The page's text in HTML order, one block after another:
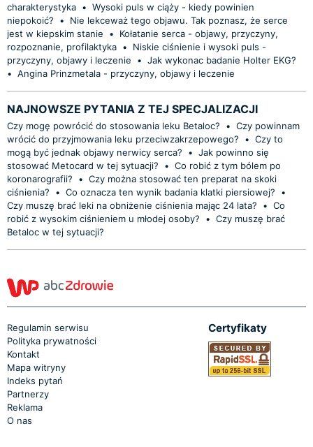
charakterystyka • Wysoki puls w ciąży - kiedy powinien
niepokoić?
•
Nie lekceważ tego objawu. Tak poznasz, że serce
jest w kiepskim stanie
•
Kołatanie serca - objawy, przyczyny,
rozpoznanie, profilaktyka •
Niskie ciśnienie i wysoki puls -
przyczyny, objawy i leczenie
• Jak wykonac badanie Holter EKG?
• Angina Prinzmetala - przyczyny, objawy i leczenie
NAJNOWSZE PYTANIA Z TEJ SPECJALIZACJI
Czy mogę powrócić do stosowania leku Betaloc? • Czy powinnam
wrócić do przyjmowania leku przeciwzakrzepowego?
• Czy to
mogą być jednak objawy nerwicy serca?
• Jak powinno się
stosować Metocard w tej sytuacji?
• Co robić z tym bólem po
koronarografii?
• Czy można stosować ten preparat na skoki
ciśnienia?
• Co oznacza ten wynik badania klatki piersiowej?
•
Czy muszę brać leki na obniżenie ciśnienia mając 24 lata?
• Co
robić z wysokim ciśnieniem u młodej osoby?
• Czy muszę brać
Betaloc w tej sytuacji?
Regulamin serwisu
Polityka prywatności
Kontakt
Mapa witryny
Indeks pytań
Partnerzy
Reklama
O nas
Certyfikaty